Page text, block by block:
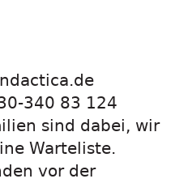
340 83 124
sind dabei, wir
Warteliste.
vor der